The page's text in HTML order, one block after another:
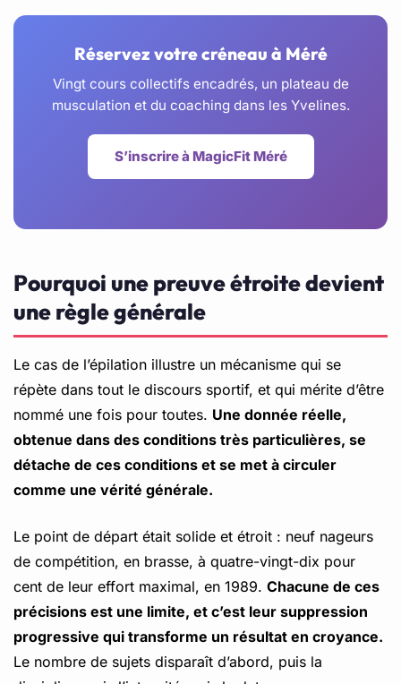
Réservez votre créneau à Méré
Vingt cours collectifs encadrés, un plateau de
musculation et du coaching dans les Yvelines.
S’inscrire à MagicFit Méré
Pourquoi une preuve étroite devient
une règle générale
Le cas de l’épilation illustre un mécanisme qui se
répète dans tout le discours sportif, et qui mérite d’être
nommé une fois pour toutes. Une donnée réelle,
obtenue dans des conditions très particulières, se
détache de ces conditions et se met à circuler
comme une vérité générale.
Le point de départ était solide et étroit : neuf nageurs
de compétition, en brasse, à quatre-vingt-dix pour
cent de leur effort maximal, en 1989. Chacune de ces
précisions est une limite, et c’est leur suppression
progressive qui transforme un résultat en croyance.
Le nombre de sujets disparaît d’abord, puis la